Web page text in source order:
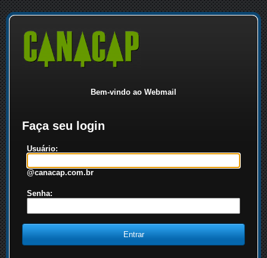
Bem-vindo ao Webmail
Faça seu login
Usuário:
@canacap.com.br
Senha: